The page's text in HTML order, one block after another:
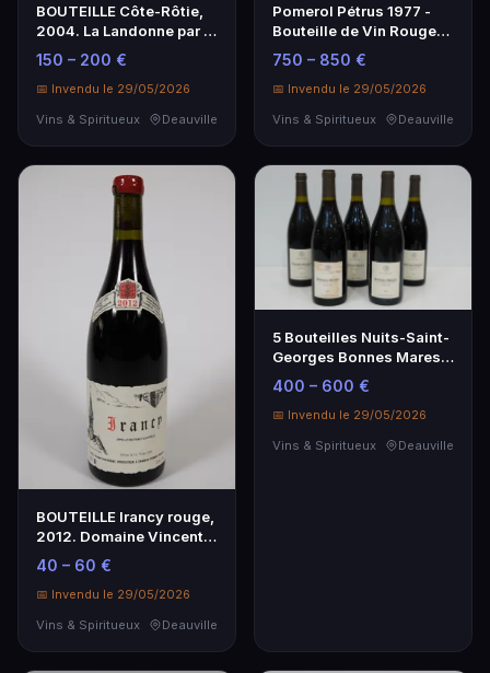
BOUTEILLE Côte-Rôtie,
2004. La Landonne par E.
GUIGAL.
150 – 200 €
📅 Invendu le 29/05/2026
Vins & Spiritueux
Deauville
Pomerol Pétrus 1977 -
Bouteille de Vin Rouge
Exceptionnelle
750 – 850 €
📅 Invendu le 29/05/2026
Vins & Spiritueux
Deauville
BOUTEILLE Irancy rouge,
2012. Domaine Vincent
Dauvissat.
40 – 60 €
📅 Invendu le 29/05/2026
Vins & Spiritueux
Deauville
5 Bouteilles Nuits-Saint-
Georges Bonnes Mares
Grand Cru - Vin
d'Exception
400 – 600 €
📅 Invendu le 29/05/2026
Vins & Spiritueux
Deauville